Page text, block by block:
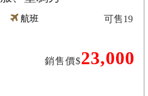
航班
銷售價$23,000
可售19